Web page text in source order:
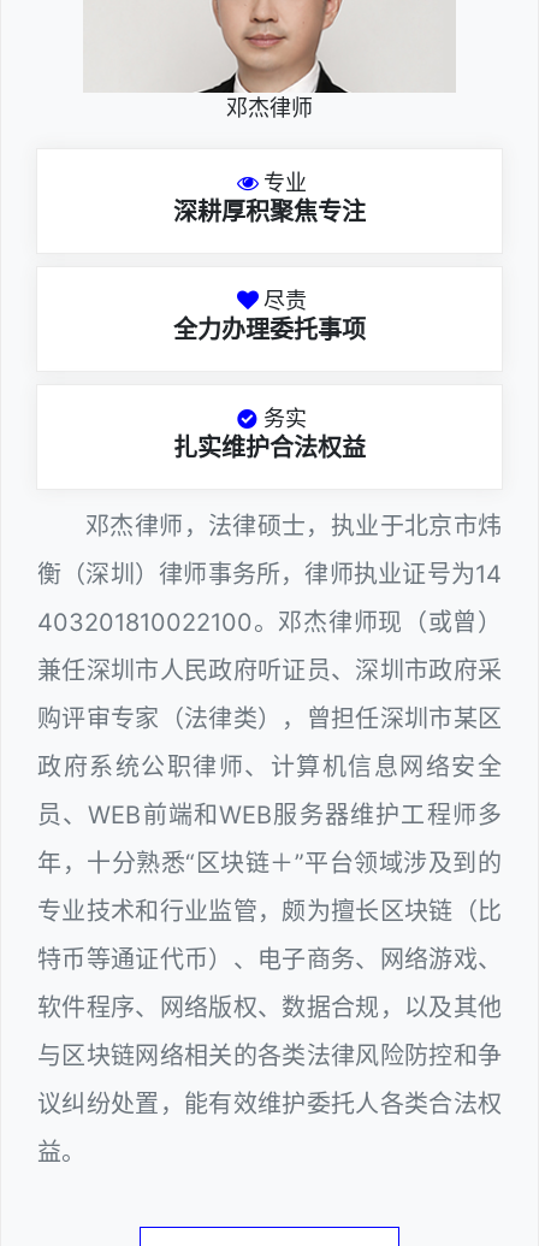
邓杰律师
专业
深耕厚积聚焦专注
尽责
全力办理委托事项
务实
扎实维护合法权益
邓杰律师，法律硕士，执业于北京市炜
衡（深圳）律师事务所，律师执业证号为14
403201810022100。邓杰律师现（或曾）
兼任深圳市人民政府听证员、深圳市政府采
购评审专家（法律类），曾担任深圳市某区
政府系统公职律师、计算机信息网络安全
员、WEB前端和WEB服务器维护工程师多
年，十分熟悉“区块链＋”平台领域涉及到的
专业技术和行业监管，颇为擅长区块链（比
特币等通证代币）、电子商务、网络游戏、
软件程序、网络版权、数据合规，以及其他
与区块链网络相关的各类法律风险防控和争
议纠纷处置，能有效维护委托人各类合法权
益。